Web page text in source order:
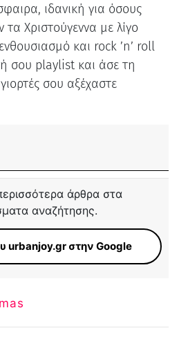
ιδανική για όσους
τα Χριστούγεννα με λίγο
και rock ’n’ roll
σου playlist και άσε τη
σου αξέχαστε
άρθρα στα
αναζήτησης.
urbanjoy.gr στην Google